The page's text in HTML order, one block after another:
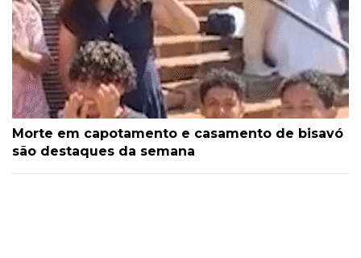
Morte em capotamento e casamento de bisavó
são destaques da semana